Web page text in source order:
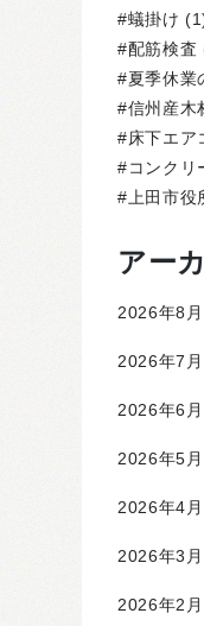
蟻掛け
配筋検査
夏季休業
信州産木
床下エア
コンクリ
上田市役
アー
2026年8月
2026年7月
2026年6月
2026年5月
2026年4月
2026年3月
2026年2月